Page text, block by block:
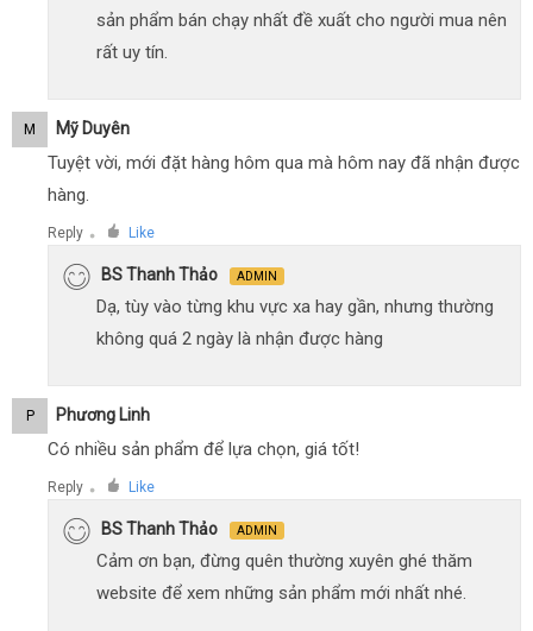
sản phẩm bán chạy nhất đề xuất cho người mua nên
rất uy tín.
M Mỹ Duyên
Tuyệt vời, mới đặt hàng hôm qua mà hôm nay đã nhận được
hàng.
Reply ● Like
BS Thanh Thảo ADMIN
Dạ, tùy vào từng khu vực xa hay gần, nhưng thường
không quá 2 ngày là nhận được hàng
P Phương Linh
Có nhiều sản phẩm để lựa chọn, giá tốt!
Reply ● Like
BS Thanh Thảo ADMIN
Cảm ơn bạn, đừng quên thường xuyên ghé thăm
website để xem những sản phẩm mới nhất nhé.